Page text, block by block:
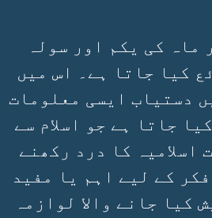
ماہ کی یکم اور سولہ
کیا جاتا ہے۔ اس میں
دستیاب ایسی معلومات
جاتا ہے جو اسلام سے
اسلامیہ کا درد رکھنے
کے لیے اہم یا مفید
کیا جانے والا لوازمہ